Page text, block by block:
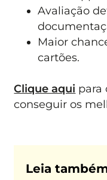
Avaliação
Maior
cartões.
Clique aqui para
conseguir os
Leia